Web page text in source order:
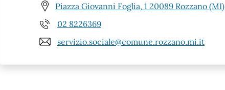
Piazza Giovanni Foglia, 1 20089 Rozzano (MI)
02 8226369
servizio.sociale@comune.rozzano.mi.it